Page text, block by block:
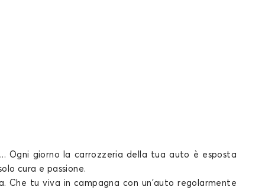
Ogni giorno la carrozzeria della tuaauto è esposta
cura e passione.
tu viva in campagna con un'auto regolarmente